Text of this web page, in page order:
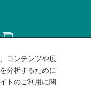
って
リシー
コンテンツや広
分析するために
トのご利用に関